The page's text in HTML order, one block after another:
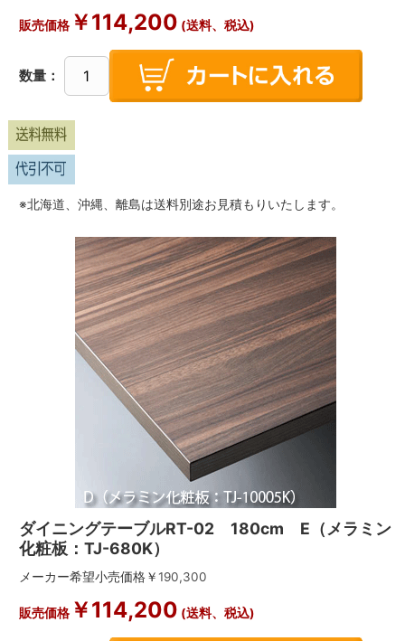
販売価格￥114,200 (送料、税込)
数量：
※北海道、沖縄、離島は送料別途お見積もりいたします。
ダイニングテーブルRT-02 180cm E（メラミン
化粧板：TJ-680K）
メーカー希望小売価格￥190,300
販売価格￥114,200 (送料、税込)